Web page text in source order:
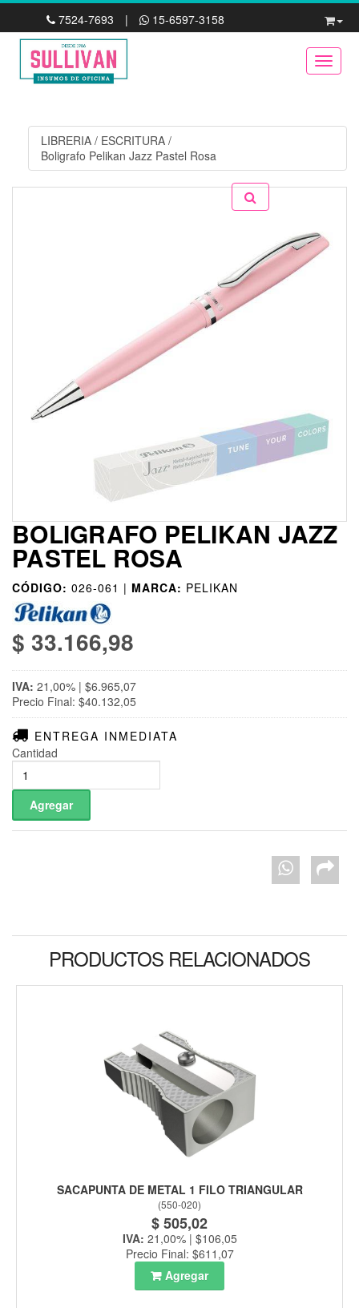
7524-7693 | 15-6597-3158
LIBRERIA / ESCRITURA /
Boligrafo Pelikan Jazz Pastel Rosa
BOLIGRAFO PELIKAN JAZZ
PASTEL ROSA
CÓDIGO: 026-061 | MARCA: PELIKAN
$ 33.166,98
IVA: 21,00% | $6.965,07
Precio Final: $40.132,05
ENTREGA INMEDIATA
Cantidad
PRODUCTOS RELACIONADOS
SACAPUNTA DE METAL 1 FILO TRIANGULAR
(550-020)
$ 505,02
IVA: 21,00% | $106,05
Precio Final: $611,07
Agregar